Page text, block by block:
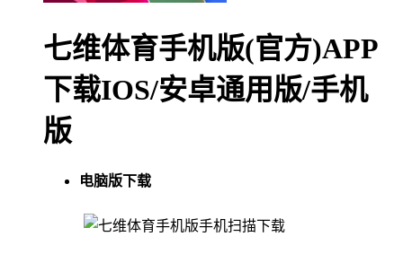
七维体育手机版(官方)APP
下载IOS/安卓通用版/手机
版
电脑版下载
手机扫描下载